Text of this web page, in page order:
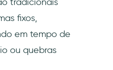
fixos,
em tempo de
ou quebras